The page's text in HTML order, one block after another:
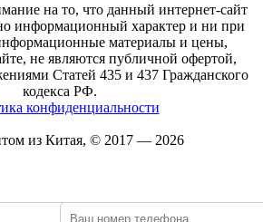
на то, что данный интернет-сайт
информационный характер и ни при
материалы и цены,
не являются публичной офертой,
Статей 435 и 437 Гражданского
кодекса РФ.
конфиденциальности
из Китая, © 2017 — 2026